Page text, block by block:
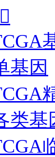

基因
类基